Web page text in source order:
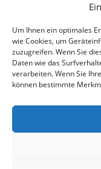
Um Ihnen ein optimales
wie Cookies, um
zuzugreifen. Wenn Sie
Daten wie das
verarbeiten. Wenn Sie
können bestimmte
Versand
Zahlung
Baumann
Telefon (0 91 61) 33